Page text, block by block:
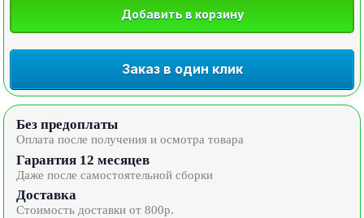
Добавить в корзину
Заказ в один клик
Без предоплаты
Оплата после получения и осмотра товара
Гарантия 12 месяцев
Даже после самостоятельной сборки
Доставка
Стоимость доставки от 800р.